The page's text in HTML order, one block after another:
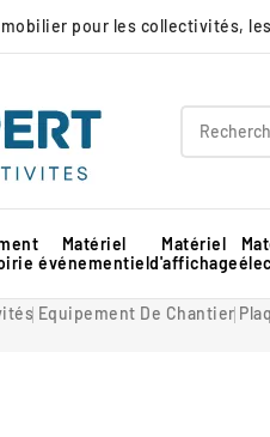
pour les collectivités,
Matériel
événementiel
Matériel
d'affichage
Equipement De Chantier